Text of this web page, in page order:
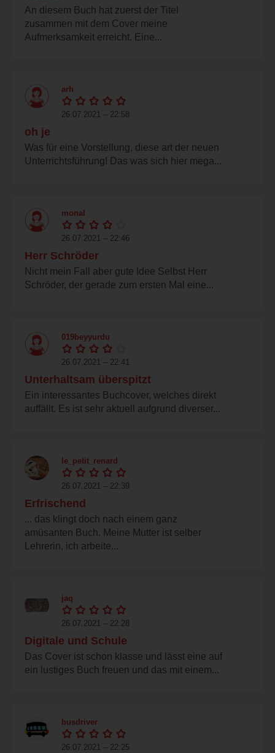
An diesem Buch hat zuerst der Titel
zusammen mit dem Cover meine
Aufmerksamkeit erreicht. Eine...
arh
26.07.2021 – 22:58
oh je
Was für eine Vorstellung, diese art der neuen
Unterrichtsführung! Das was sich hier mega...
monal
26.07.2021 – 22:46
Herr Schröder
Nicht mein Fall aber gute Idee Selbst Herr
Schröder, der gerade zum ersten Mal eine...
019beyyurdu
26.07.2021 – 22:41
Unterhaltsam überspitzt
Ein interessantes Buchcover, welches direkt
auffällt. Es ist sehr aktuell aufgrund diverser...
le_petit_renard
26.07.2021 – 22:39
Erfrischend
... das klingt doch nach einem ganz
amüsanten Buch. Meine Mutter ist selber
Lehrerin, ich arbeite...
jaq
26.07.2021 – 22:28
Digitale und Schule
Das Cover ist schon klasse und lässt eine auf
ein lustiges Buch freuen und das mit einem...
busdriver
26.07.2021 – 22:25